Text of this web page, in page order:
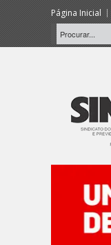
Página Inicial